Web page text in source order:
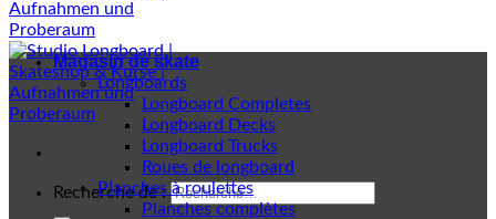
Recherche de :
Magasin de skate
Longboards
Longboard Completes
Longboard Decks
Longboard Trucks
Roues de longboard
Planches à roulettes
Planches complètes